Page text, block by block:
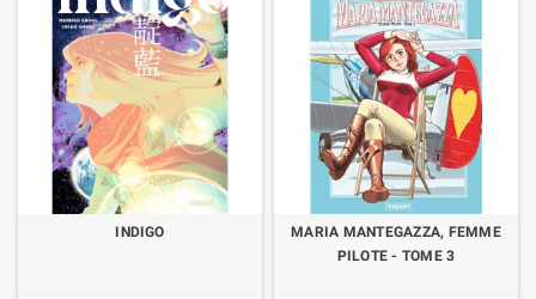
INDIGO
MARIA MANTEGAZZA, FEMME
PILOTE - TOME 3